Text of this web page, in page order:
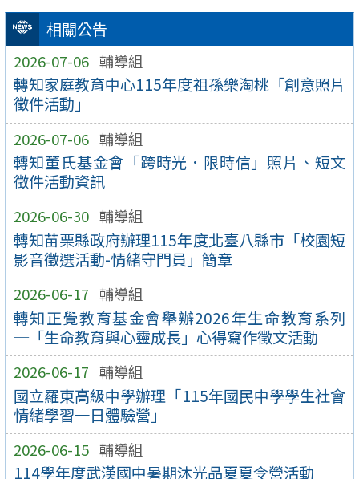
相關公告
2026-07-06 輔導組
轉知家庭教育中心115年度祖孫樂淘桃「創意照片
徵件活動」
2026-07-06 輔導組
轉知董氏基金會「跨時光．限時信」照片、短文
徵件活動資訊
2026-06-30 輔導組
轉知苗栗縣政府辦理115年度北臺八縣市「校園短
影音徵選活動-情緒守門員」簡章
2026-06-17 輔導組
轉知正覺教育基金會舉辦2026年生命教育系列
─「生命教育與心靈成長」心得寫作徵文活動
2026-06-17 輔導組
國立羅東高級中學辦理「115年國民中學學生社會
情緒學習一日體驗營」
2026-06-15 輔導組
114學年度武漢國中暑期沐光品夏夏令營活動